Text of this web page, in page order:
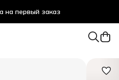
на первый заказ